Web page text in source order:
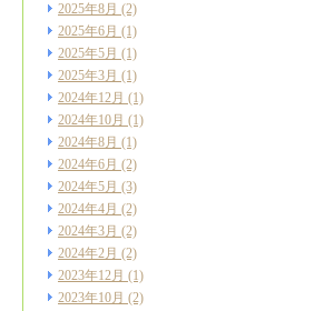
2025年8月 (2)
2025年6月 (1)
2025年5月 (1)
2025年3月 (1)
2024年12月 (1)
2024年10月 (1)
2024年8月 (1)
2024年6月 (2)
2024年5月 (3)
2024年4月 (2)
2024年3月 (2)
2024年2月 (2)
2023年12月 (1)
2023年10月 (2)